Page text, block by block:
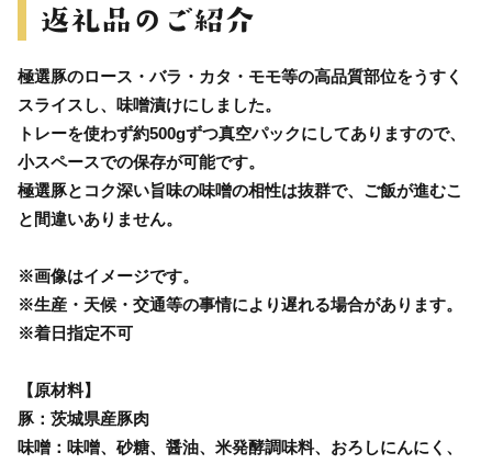
極選豚のロース・バラ・カタ・モモ等の高品質部位をうすく
スライスし、味噌漬けにしました。
トレーを使わず約500gずつ真空パックにしてありますので、
小スペースでの保存が可能です。
極選豚とコク深い旨味の味噌の相性は抜群で、ご飯が進むこ
と間違いありません。
※画像はイメージです。
※生産・天候・交通等の事情により遅れる場合があります。
※着日指定不可
【原材料】
豚：茨城県産豚肉
味噌：味噌、砂糖、醤油、米発酵調味料、おろしにんにく、